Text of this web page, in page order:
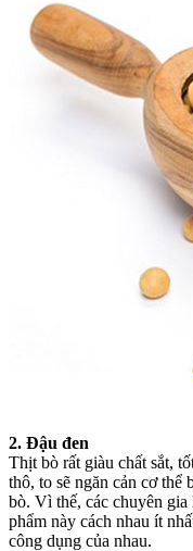
2. Đậu đen
Thịt bò rất giàu chất sắt,
thô, to sẽ ngăn cản cơ thể
bò. Vì thế, các chuyên
phẩm này cách nhau ít
công dụng của nhau.